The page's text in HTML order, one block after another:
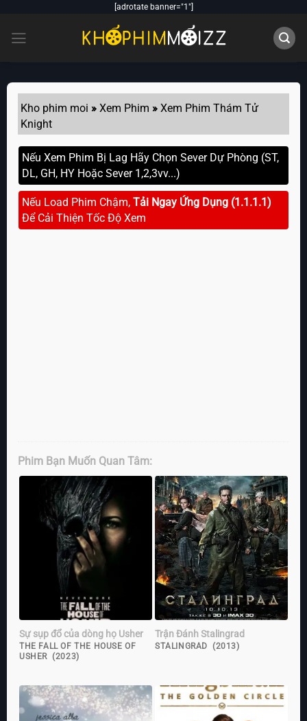
content
[adrotate banner="1"]
Kho phim moi »Xem Phim »Xem Phim Thám Tử
Knight
Nếu Xem Phim Bị Lag Hãy Chọn Sever Dự Phòng (ST,
DL, GH, HY Hoặc Sever 1,2,3vv...)
Nếu Load Phim Chậm,Tải Ngay Ứng Dụng (1.1.1.1)
Để Cải Thiện Tốc Độ Xem
Phim Bạn Muốn Quan Tâm:
Sự sụp đổ của dòng họ Usher
THE FALL OF THE HOUSE OF
USHER (2023)
Trận Đánh Stalingrad
STALINGRAD (2013)